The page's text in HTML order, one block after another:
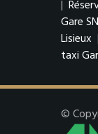
|
Gare
Lisieux |
taxi
©